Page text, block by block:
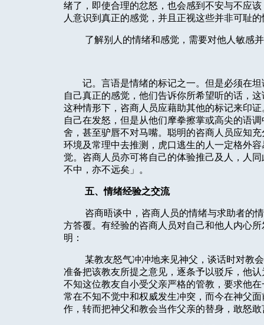
绪了，即使合理的忿怒，也会感到不安与不应
人意识到真正的感觉，并且正视这些并非可耻的
了解别人的情绪和感觉，需要对他人敏感
记。言语是情绪的标记之一。但是必须在
自己真正的感觉，他们告诉你所希望听的话，
这种情形下，咨商人员应藉助其他的标记来印
自己在发怒，但是从他们摩拳擦掌或高尖的语
舍，甚至驴唇不对马嘴。聪明的咨商人员应知
环境及常理中去推测，虎口逃生的人一定格外
觉。咨商人员亦可将自己的体验推己及人，人
不中，亦不远矣」。
五、情绪经验之交流
咨商晤谈中，咨商人员的情绪与求助者的
方答覆。有经验的咨商人员对自己和他人内心
明：
某教友怒气冲冲地来见神父，谈话时对教
准备把该教友所提之意见，逐条予以驳斥，他
不知这位教友自小受父亲严格的管教，要求他
常在不知不觉中和权威发生冲突，而今在神父
作，转而把神父和教会当作父亲的替身，敢怒